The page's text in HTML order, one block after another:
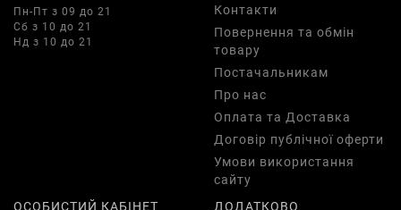
Пн-Пт з 09 до 21
Сб з 10 до 21
Нд з 10 до 21
Контакти
Повернення та обмін
товару
Постачальникам
Про нас
Оплата та Доставка
Договір публічної оферти
Умови використання
сайту
ОСОБИСТИЙ КАБІНЕТ
ДОДАТКОВО